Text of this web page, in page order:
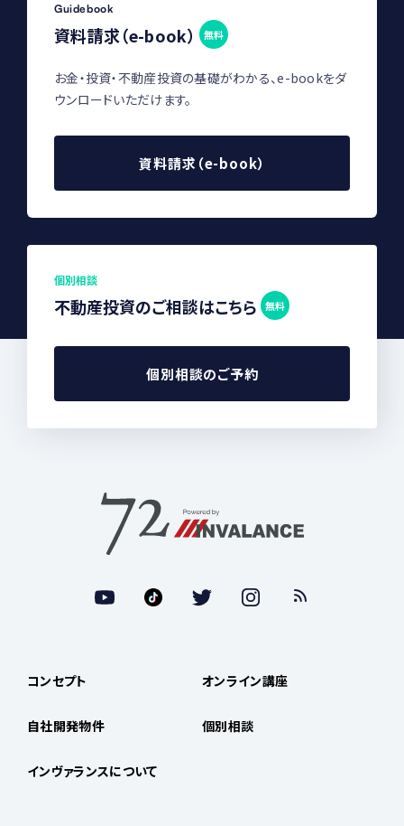
Guidebook
資料請求（e-book） 無料
お金・投資・不動産投資の基礎がわかる、e-bookをダ
ウンロードいただけます。
資料請求（e-book）
個別相談
不動産投資のご相談はこちら 無料
個別相談のご予約
コンセプト
自社開発物件
インヴァランスについて
オンライン講座
個別相談